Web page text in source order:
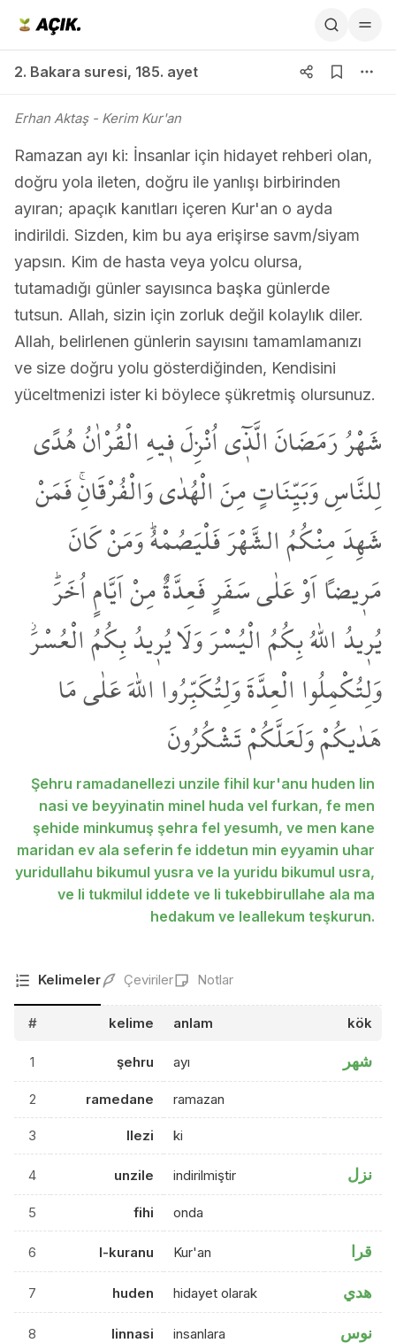
2. Bakara suresi, 185. ayet
Erhan Aktaş- Kerim Kur'an
Ramazan ayı ki: İnsanlar için hidayet rehberi olan,
doğru yola ileten, doğru ile yanlışı birbirinden
ayıran; apaçık kanıtları içeren Kur'an o ayda
indirildi. Sizden, kim bu aya erişirse savm/siyam
yapsın. Kim de hasta veya yolcu olursa,
tutamadığı günler sayısınca başka günlerde
tutsun. Allah, sizin için zorluk değil kolaylık diler.
Allah, belirlenen günlerin sayısını tamamlamanızı
ve size doğru yolu gösterdiğinden, Kendisini
yüceltmenizi ister ki böylece şükretmiş olursunuz.
شَهْرُ رَمَضَانَ الَّذ۪ٓي اُنْزِلَ ف۪يهِ الْقُرْاٰنُ هُدًى
لِلنَّاسِ وَبَيِّنَاتٍ مِنَ الْهُدٰى وَالْفُرْقَانِۚ فَمَنْ
شَهِدَ مِنْكُمُ الشَّهْرَ فَلْيَصُمْهُۜ وَمَنْ كَانَ
مَر۪يضاً اَوْ عَلٰى سَفَرٍ فَعِدَّةٌ مِنْ اَيَّامٍ اُخَرَۜ
يُر۪يدُ اللّٰهُ بِكُمُ الْيُسْرَ وَلَا يُر۪يدُ بِكُمُ الْعُسْرَۘ
وَلِتُكْمِلُوا الْعِدَّةَ وَلِتُكَبِّرُوا اللّٰهَ عَلٰى مَا
هَدٰيكُمْ وَلَعَلَّكُمْ تَشْكُرُونَ
Şehru ramadanellezi unzile fihil kur'anu huden lin
nasi ve beyyinatin minel huda vel furkan, fe men
şehide minkumuş şehra fel yesumh, ve men kane
maridan ev ala seferin fe iddetun min eyyamin uhar
yuridullahu bikumul yusra ve la yuridu bikumul usra,
ve li tukmilul iddete ve li tukebbirullahe ala ma
hedakum ve leallekum teşkurun.
Kelimeler Çeviriler Notlar
# kelime anlam kök
1 şehru ayı شهر
2 ramedane ramazan
3 llezi ki
4 unzile indirilmiştir نزل
5 fihi onda
6 l-kuranu Kur'an قرا
7 huden hidayet olarak هدي
8 linnasi insanlara نوس